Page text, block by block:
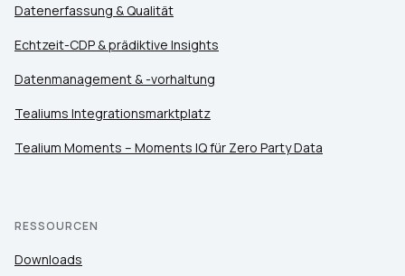
Datenerfassung & Qualität
Echtzeit-CDP & prädiktive Insights
Datenmanagement & -vorhaltung
Tealiums Integrationsmarktplatz
Tealium Moments – Moments IQ für Zero Party Data
RESSOURCEN
Downloads